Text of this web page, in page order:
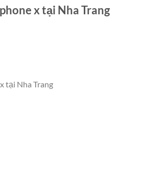
x tại Nha Trang
tại Nha Trang